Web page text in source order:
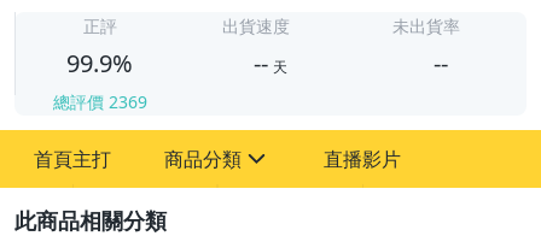
正評
99.9%
總評價 2369
出貨速度
-- 天
未出貨率
--
首頁主打 商品分類
其它
直播影片